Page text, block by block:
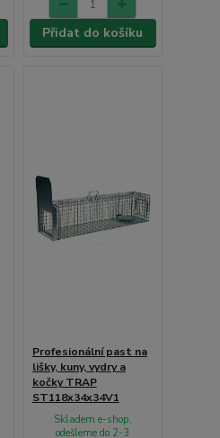
Přidat do košíku
Profesionální past na
lišky, kuny, vydry a
kočky TRAP
ST118x34x34V1
Skladem e-shop,
odešleme do 2-3